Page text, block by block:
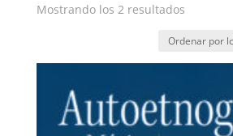
Mostrando los 2 resultadosOrdenado
los
últimos